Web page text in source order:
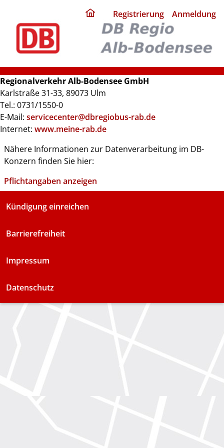
home
page
Registrierung Anmeldung
Regionalverkehr Alb-Bodensee GmbH
Karlstraße 31-33, 89073 Ulm
Tel.: 0731/1550-0
E-Mail: servicecenter@dbregiobus-rab.de
Internet: www.meine-rab.de
Nähere Informationen zur Datenverarbeitung im DB-
Konzern finden Sie hier:
Pflichtangaben anzeigen
Kündigung einreichen
Barrierefreiheit
Impressum
Datenschutz